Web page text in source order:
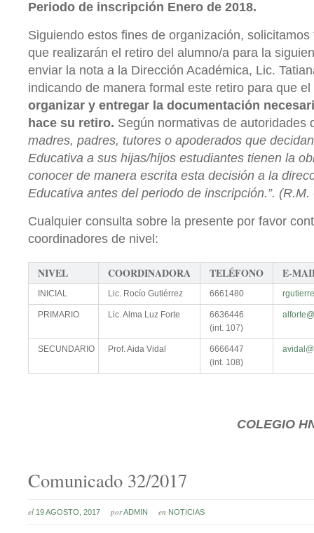
Periodo de inscripción Enero de 2018.
Siguiendo estos fines de organización,
que realizarán el retiro del alumno/a para la
enviar la nota a la Dirección Académica, Lic.
indicando de manera formal este retiro para que
organizar y entregar la documentación
hace su retiro. Según normativas de autoridades
madres, padres, tutores o apoderados que
Educativa a sus hijas/hijos estudiantes tienen la
conocer de manera escrita esta decisión a la
Educativa antes del periodo de inscripción.”.
Cualquier consulta sobre la presente por favor
coordinadores de nivel:
NIVEL COORDINADORA TELÉFONO E-
INICIAL Lic. Rocío Gutiérrez 6661480
PRIMARIO Lic. Alma Luz Forte
6636446
(int. 107)
SECUNDARIO Prof. Aida Vidal
6666447
(int. 108)
COLEGIO
Comunicado 32/2017
el 19 AGOSTO, 2017 porADMIN en NOTICIAS